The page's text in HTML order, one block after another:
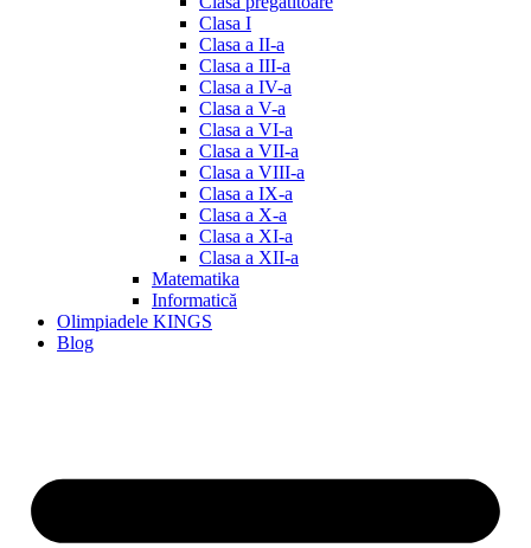
Clasa I
Clasa a II-a
Clasa a III-a
Clasa a IV-a
Clasa a V-a
Clasa a VI-a
Clasa a VII-a
Clasa a VIII-a
Clasa a IX-a
Clasa a X-a
Clasa a XI-a
Clasa a XII-a
Matematika
Informatică
Olimpiadele KINGS
Blog